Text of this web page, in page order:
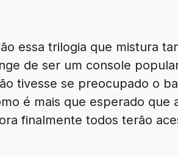
essa trilogia que mistura
de ser um console
tivesse se preocupado o
é mais que esperado que
finalmente todos terão